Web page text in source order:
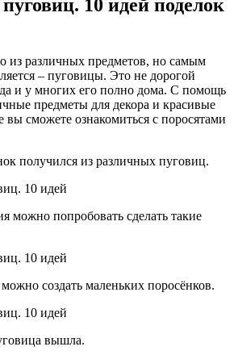
10 идей поделок
из различных предметов, но самым
– пуговицы. Это не дорогой
и у многих его полно дома. С помощь
предметы для декора и красивые
вы сможете ознакомиться с поросятами
получился из различных пуговиц.
можно попробовать сделать такие
создать маленьких поросёнков.
вышла.